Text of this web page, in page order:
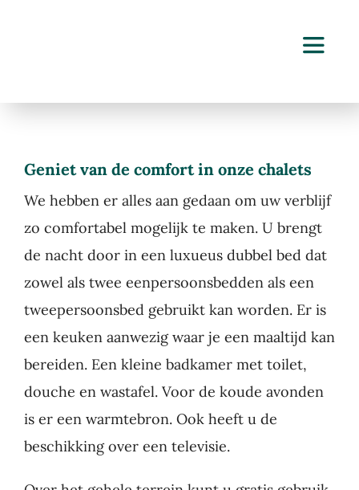
Toggle
Overnachten
Vergaderen
Vieren
Over ons
Geniet van de comfort in onze chalets
We hebben er alles aan gedaan om uw verblijf
zo comfortabel mogelijk te maken. U brengt
de nacht door in een luxueus dubbel bed dat
zowel als twee eenpersoonsbedden als een
tweepersoonsbed gebruikt kan worden. Er is
een keuken aanwezig waar je een maaltijd kan
bereiden. Een kleine badkamer met toilet,
douche en wastafel. Voor de koude avonden
is er een warmtebron. Ook heeft u de
beschikking over een televisie.